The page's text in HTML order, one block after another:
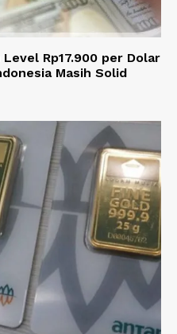
Rp17.900 per Dolar
Masih Solid